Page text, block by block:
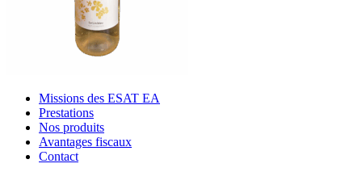
Missions des ESAT EA
Prestations
Nos produits
Avantages fiscaux
Contact